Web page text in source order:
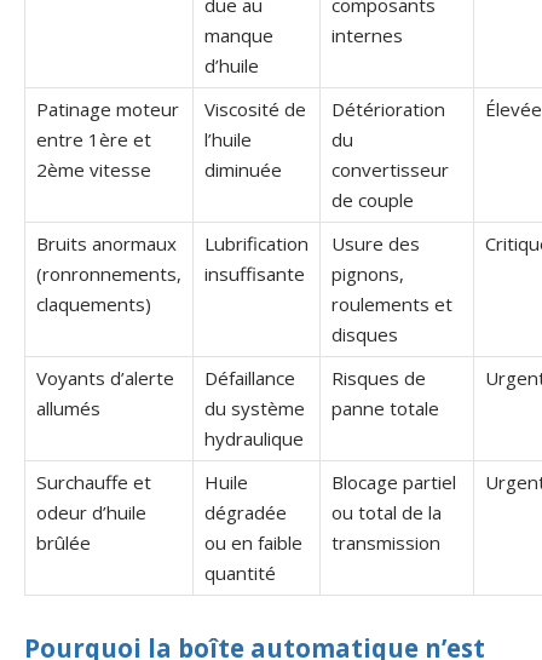
due au
manque
d’huile
composants
internes
Patinage moteur
entre 1ère et
2ème vitesse
Viscosité de
l’huile
diminuée
Détérioration
du
convertisseur
de couple
Élevée
Bruits anormaux
(ronronnements,
claquements)
Lubrification
insuffisante
Usure des
pignons,
roulements et
disques
Voyants d’alerte
allumés
Défaillance
du système
hydraulique
Risques de
panne totale
Surchauffe et
odeur d’huile
brûlée
Huile
dégradée
ou en faible
quantité
Blocage partiel
ou total de la
transmission
Pourquoi la boîte automatique n’est